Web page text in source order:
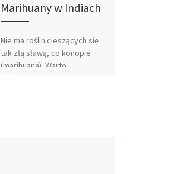
Marihuany w Indiach
Nie ma roślin cieszących się
tak złą sławą, co konopie
(marihuana). Warto